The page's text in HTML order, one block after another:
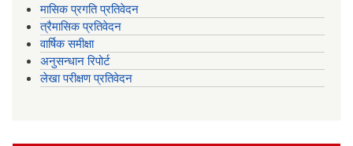
मासिक प्रगति प्रतिवेदन
त्रैमासिक प्रतिवेदन
वार्षिक समीक्षा
अनुसन्धान रिपोर्ट
लेखा परीक्षण प्रतिवेदन